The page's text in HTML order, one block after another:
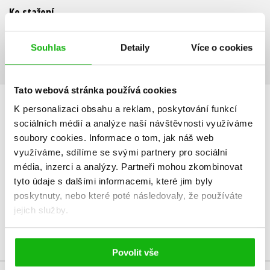
Souhlas Detaily Více o cookies
Tato webová stránka používá cookies
K personalizaci obsahu a reklam, poskytování funkcí
sociálních médií a analýze naší návštěvnosti využíváme
soubory cookies. Informace o tom, jak náš web
využíváme, sdílíme se svými partnery pro sociální
média, inzerci a analýzy. Partneři mohou zkombinovat
tyto údaje s dalšími informacemi, které jim byly
poskytnuty, nebo které poté následovaly, že používáte
jejich služby.
Povolit vše
Ke stažení
Ukázka.pdf
HODNOCENÍ ČTENÁŘŮ
V současné době nejsou vytvořena žádná uživatelská hodnocení.
Vaše hodnocení
Uživatelskou recenzi mohou vkládat pouze registrovaní uživatelé
Přihlásit